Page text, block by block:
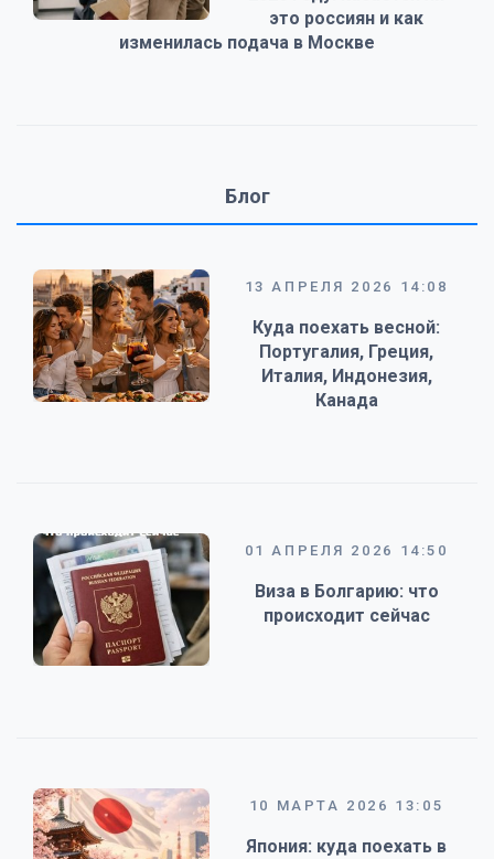
это россиян и как
изменилась подача в Москве
Блог
13 АПРЕЛЯ 2026 14:08
Куда поехать весной:
Португалия, Греция,
Италия, Индонезия,
Канада
01 АПРЕЛЯ 2026 14:50
Виза в Болгарию: что
происходит сейчас
10 МАРТА 2026 13:05
Япония: куда поехать в